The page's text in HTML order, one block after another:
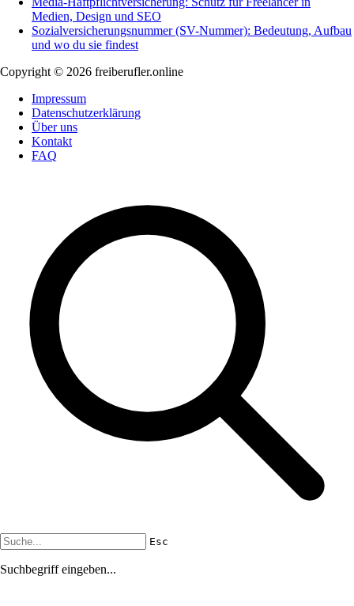
Medien, Design und SEO
Sozialversicherungsnummer (SV-Nummer): Bedeutung, Aufbau
und wo du sie findest
Copyright © 2026 freiberufler.online
Impressum
Datenschutzerklärung
Über uns
Kontakt
FAQ
Esc
Suchbegriff eingeben...